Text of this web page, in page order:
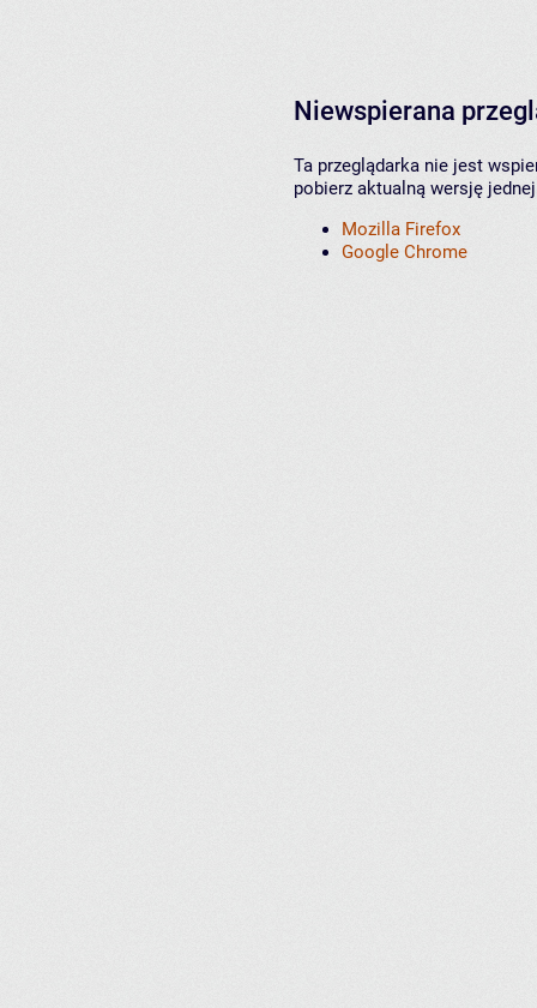
Niewspierana
Ta przeglądarka nie jest
pobierz aktualną wersję
Mozilla Firefox
Google Chrome